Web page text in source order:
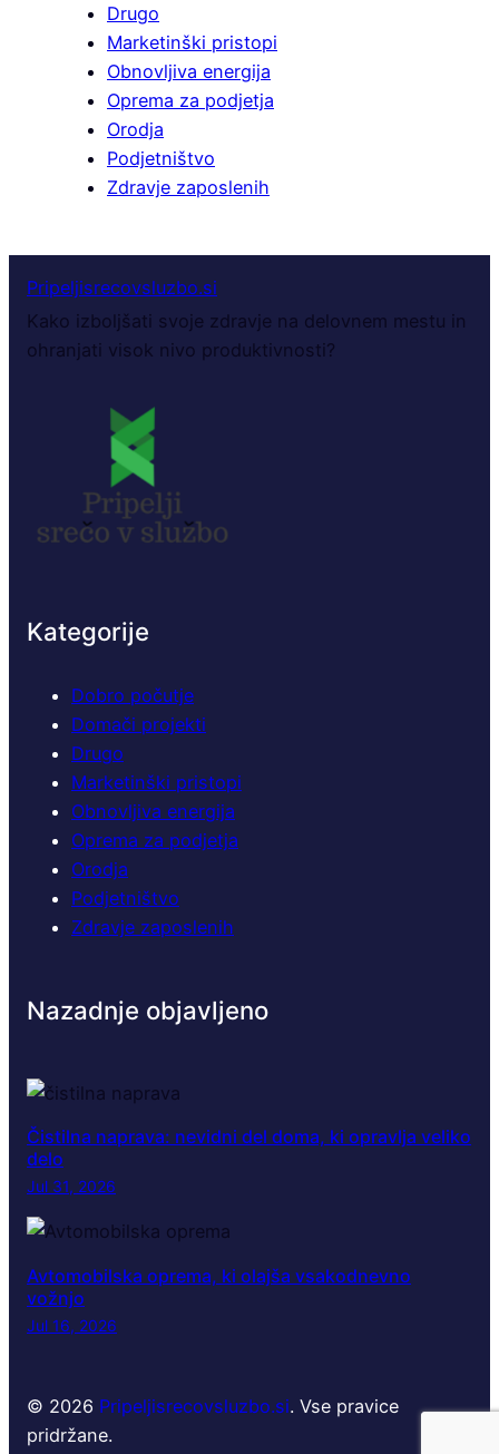
Drugo
Marketinški pristopi
Obnovljiva energija
Oprema za podjetja
Orodja
Podjetništvo
Zdravje zaposlenih
Pripeljisrecovsluzbo.si
Kako izboljšati svoje zdravje na delovnem mestu in
ohranjati visok nivo produktivnosti?
Kategorije
Dobro počutje
Domači projekti
Drugo
Marketinški pristopi
Obnovljiva energija
Oprema za podjetja
Orodja
Podjetništvo
Zdravje zaposlenih
Nazadnje objavljeno
Čistilna naprava: nevidni del doma, ki opravlja veliko
delo
Jul 31, 2026
Avtomobilska oprema, ki olajša vsakodnevno
vožnjo
Jul 16, 2026
© 2026 Pripeljisrecovsluzbo.si. Vse pravice
pridržane.